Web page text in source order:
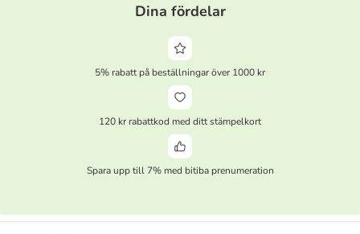
Dina fördelar
5% rabatt på beställningar över 1000 kr
120 kr rabattkod med ditt stämpelkort
Spara upp till 7% med bitiba prenumeration